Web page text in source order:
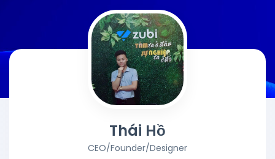
Thái Hồ
CEO/Founder/Designer